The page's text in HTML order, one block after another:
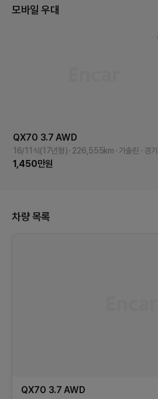
모바일 우대
QX70 3.7 AWD
16/11식(17년형) 226,555km 가솔린 경기
1,450만원
차량 목록
QX70 3.7 AWD